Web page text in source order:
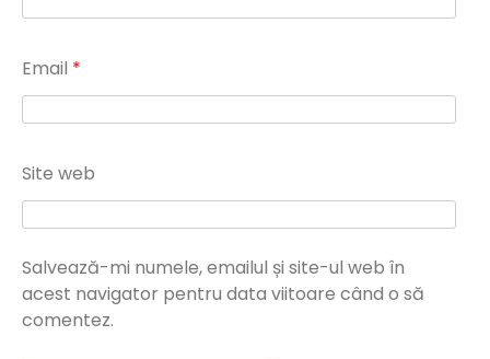
Email *
Site web
Salvează-mi numele, emailul și site-ul web în
acest navigator pentru data viitoare când o să
comentez.